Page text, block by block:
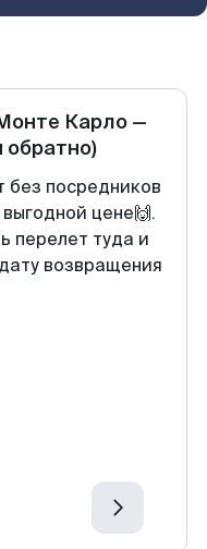
Карло —
обратно)
без посредников
цене🙌.
перелет туда и
возвращения